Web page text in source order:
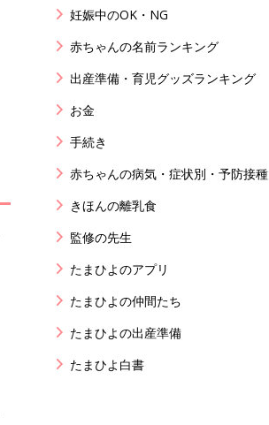
妊娠中のOK・NG
赤ちゃんの名前ランキング
出産準備・育児グッズランキング
お金
手続き
赤ちゃんの病気・症状別・予防接種
きほんの離乳食
監修の先生
たまひよのアプリ
たまひよの仲間たち
たまひよの出産準備
たまひよ白書